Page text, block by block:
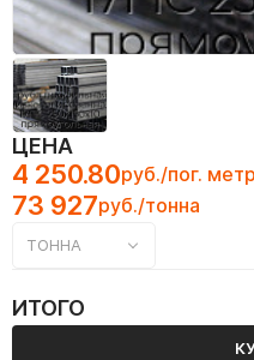
ЦЕНА
4 250.80руб./пог. метр
73 927руб./тонна
ТОННА
ИТОГО